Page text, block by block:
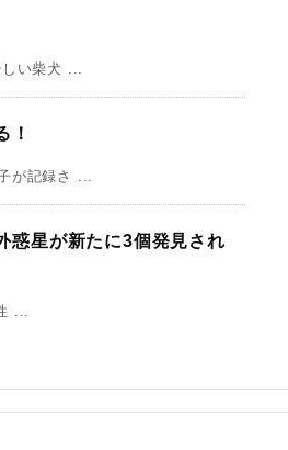
い柴犬 ...
！
が記録さ ...
惑星が新たに3個発見され
...